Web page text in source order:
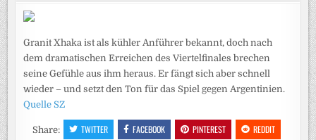
Granit Xhaka ist als kühler Anführer bekannt, doch nach
dem dramatischen Erreichen des Viertelfinales brechen
seine Gefühle aus ihm heraus. Er fängt sich aber schnell
wieder – und setzt den Ton für das Spiel gegen Argentinien.
Quelle SZ
Share: TWITTER FACEBOOK PINTEREST
REDDIT